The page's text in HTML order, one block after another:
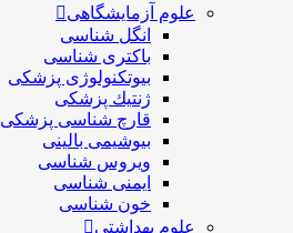
علوم آزمایشگاهی
انگل شناسی
باکتری شناسی
بیوتکنولوژی پزشکی
ژنتيك پزشکی
قارچ شناسی پزشكی
بیوشیمی بالینی
ویروس شناسی
ایمنی شناسی
خون شناسی
علوم بهداشتی